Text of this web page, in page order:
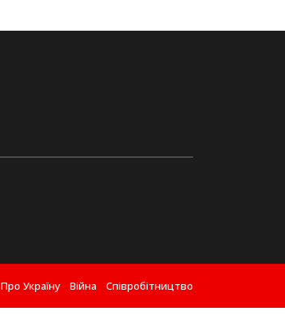
Про Україну Війна Співробітництво